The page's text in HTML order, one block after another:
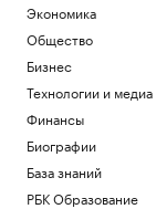
утечки
Политика
Шуваев сообщил о
оповещения, для
сеть и зарядка
Политика
В Московской
беспилотную
Политика
Экономика
Общество
Бизнес
Технологии и медиа
Финансы
Биографии
База знаний
РБК Образование